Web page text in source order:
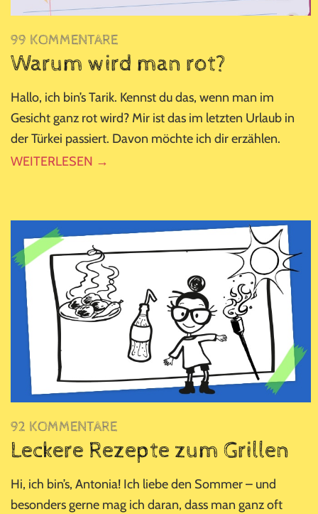
99 KOMMENTARE
Warum wird man rot?
Hallo, ich bin’s Tarik. Kennst du das, wenn man im
Gesicht ganz rot wird? Mir ist das im letzten Urlaub in
der Türkei passiert. Davon möchte ich dir erzählen.
WEITERLESEN →
92 KOMMENTARE
Leckere Rezepte zum Grillen
Hi, ich bin’s, Antonia! Ich liebe den Sommer – und
besonders gerne mag ich daran, dass man ganz oft